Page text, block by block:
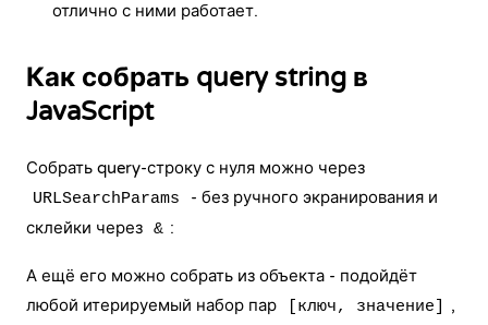
отлично с ними работает.
Как собрать query string в
JavaScript
Собрать query-строку с нуля можно через
URLSearchParams
- без ручного экранирования и
склейки через & :
А ещё его можно собрать из объекта - подойдёт
любой итерируемый набор пар
[ключ, значение]
,